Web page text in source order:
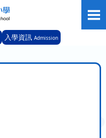
入學資訊 Admission